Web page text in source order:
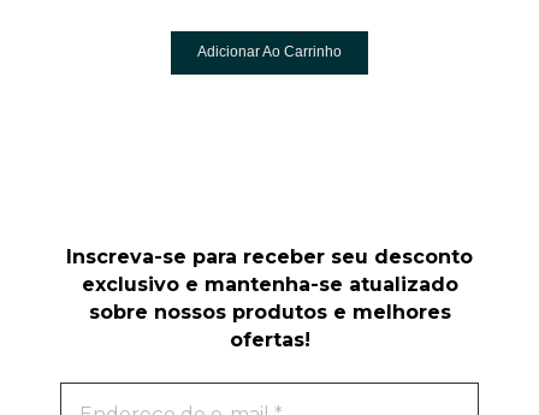
Adicionar Ao Carrinho
Inscreva-se para receber seu desconto
exclusivo e mantenha-se atualizado
sobre nossos produtos e melhores
ofertas!